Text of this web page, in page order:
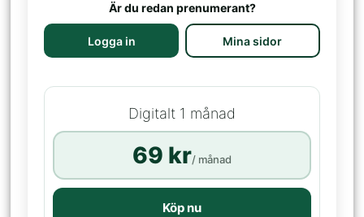
Är du redan prenumerant?
Logga in Mina sidor
Digitalt 1 månad
69 kr/ månad
Köp nu